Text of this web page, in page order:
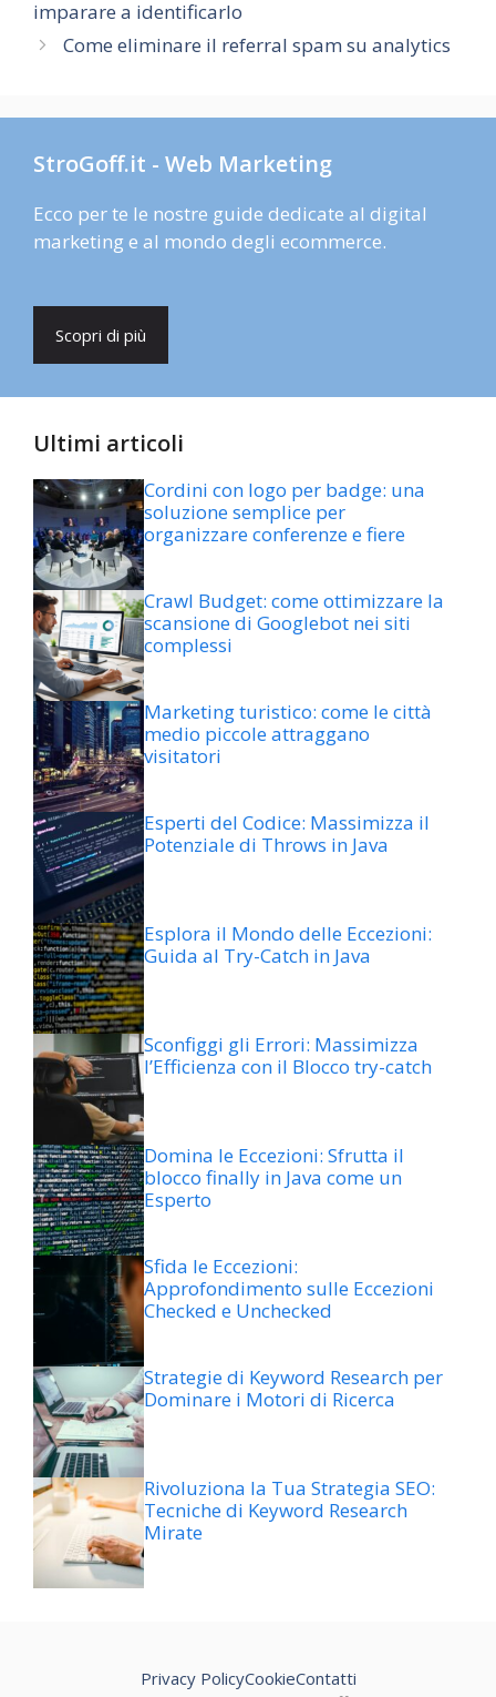
imparare a identificarlo
Come eliminare il referral spam su analytics
StroGoff.it - Web Marketing
Ecco per te le nostre guide dedicate al digital
marketing e al mondo degli ecommerce.
Scopri di più
Ultimi articoli
Cordini con logo per badge: una
soluzione semplice per
organizzare conferenze e fiere
Crawl Budget: come ottimizzare la
scansione di Googlebot nei siti
complessi
Marketing turistico: come le città
medio piccole attraggano
visitatori
Esperti del Codice: Massimizza il
Potenziale di Throws in Java
Esplora il Mondo delle Eccezioni:
Guida al Try-Catch in Java
Sconfiggi gli Errori: Massimizza
l’Efficienza con il Blocco try-catch
Domina le Eccezioni: Sfrutta il
blocco finally in Java come un
Esperto
Sfida le Eccezioni:
Approfondimento sulle Eccezioni
Checked e Unchecked
Strategie di Keyword Research per
Dominare i Motori di Ricerca
Rivoluziona la Tua Strategia SEO:
Tecniche di Keyword Research
Mirate
Privacy PolicyCookieContatti